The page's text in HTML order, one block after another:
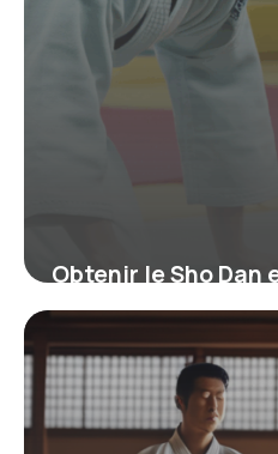
Obtenir le Sho Dan
Signification,
19 juin 2026